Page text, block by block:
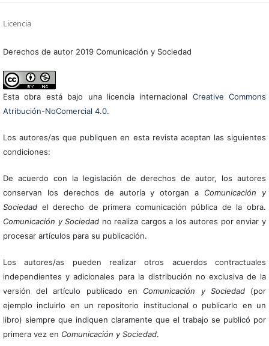
Licencia
Derechos de autor 2019 Comunicación y Sociedad
Esta obra está bajo una licencia internacional Creative Commons
Atribución-NoComercial 4.0.
Los autores/as que publiquen en esta revista aceptan las siguientes
condiciones:
De acuerdo con la legislación de derechos de autor, los autores
conservan los derechos de autoría y otorgan a Comunicación y
Sociedadel derecho de primera comunicación pública de la obra.
Comunicación y Sociedad no realiza cargos a los autores por enviar y
procesar artículos para su publicación.
Los autores/as pueden realizar otros acuerdos contractuales
independientes y adicionales para la distribución no exclusiva de la
versión del artículo publicado en Comunicación y Sociedad(por
ejemplo incluirlo en un repositorio institucional o publicarlo en un
libro) siempre que indiquen claramente que el trabajo se publicó por
primera vez en Comunicación y Sociedad.